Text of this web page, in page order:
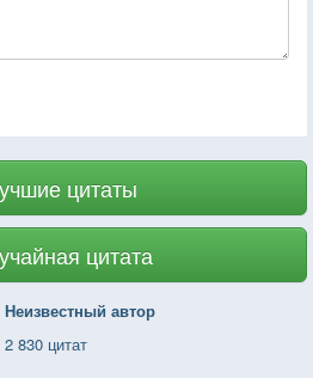
цитаты
цитата
Неизвестный автор
2 830 цитат